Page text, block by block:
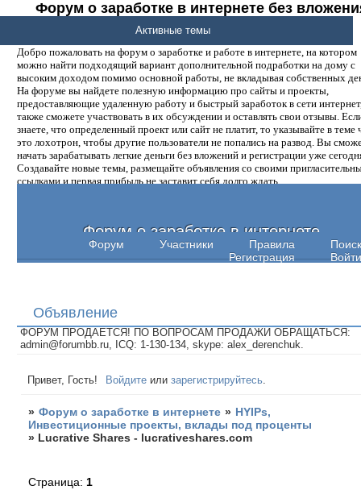
Форум о заработке в интернете без
денег.
Добро пожаловать на форум о заработке и работе в интернете, на котором
можно найти подходящий вариант дополнительной подработки на дому с
высоким доходом помимо основной работы, не вкладывая собственных
На форуме вы найдете полезную информацию про сайты и проекты,
предоставляющие удаленную работу и быстрый заработок в сети
также сможете участвовать в их обсуждении и оставлять свои отзывы.
знаете, что определенный проект или сайт не платит, то указывайте в теме
это лохотрон, чтобы другие пользователи не попались на развод. Вы
начать зарабатывать легкие деньги без вложений и регистрации уже
Создавайте новые темы, размещайте объявления со своими
ссылками и первая прибыль не заставит себя долго ждать.
Форум о заработке в интернете
Форум Участники Правила
Поиск
Регистрация
Войти
Активные темы
Объявление
ФОРУМ ПРОДАЕТСЯ! ПО ВОПРОСАМ ПРОДАЖИ ОБРАЩАТЬСЯ:
admin@forumbb.ru, ICQ: 1-130-134, skype: alex_derenchuk.
Привет, Гость! Войдите илизарегистрируйтесь
» Форум о заработке в интернете » HYIPs,
Инвестиционные проекты, вклады под проценты
» Lucrative Shares - lucrativeshares.com
Страница: 1